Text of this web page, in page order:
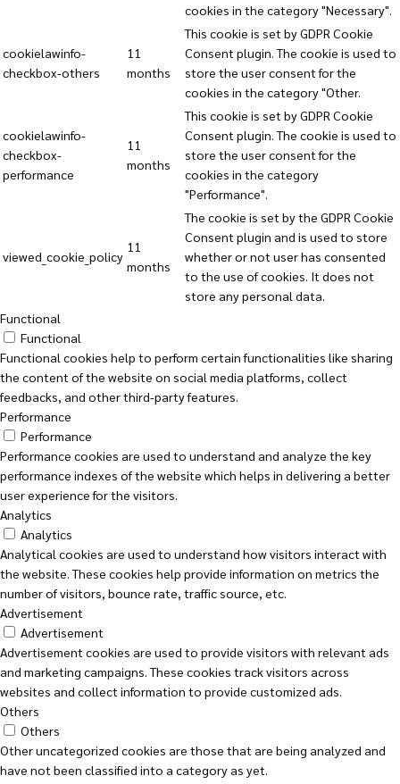
cookies in the category "Necessary".
cookielawinfo-
checkbox-others
11
months
This cookie is set by GDPR Cookie
Consent plugin. The cookie is used to
store the user consent for the
cookies in the category "Other.
cookielawinfo-
checkbox-
performance
11
months
This cookie is set by GDPR Cookie
Consent plugin. The cookie is used to
store the user consent for the
cookies in the category
"Performance".
viewed_cookie_policy
11
months
The cookie is set by the GDPR Cookie
Consent plugin and is used to store
whether or not user has consented
to the use of cookies. It does not
store any personal data.
Functional
Functional
Functional cookies help to perform certain functionalities like sharing
the content of the website on social media platforms, collect
feedbacks, and other third-party features.
Performance
Performance
Performance cookies are used to understand and analyze the key
performance indexes of the website which helps in delivering a better
user experience for the visitors.
Analytics
Analytics
Analytical cookies are used to understand how visitors interact with
the website. These cookies help provide information on metrics the
number of visitors, bounce rate, traffic source, etc.
Advertisement
Advertisement
Advertisement cookies are used to provide visitors with relevant ads
and marketing campaigns. These cookies track visitors across
websites and collect information to provide customized ads.
Others
Others
Other uncategorized cookies are those that are being analyzed and
have not been classified into a category as yet.